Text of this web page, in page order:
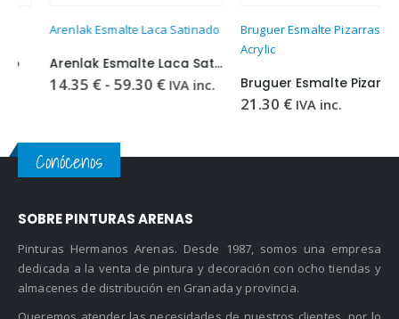
Arenlak Esmalte Laca Satinado
Arenlak Esmalte Laca Satinado
14.35€-59.30€Rango
hasta
IVA inc.
Bruguer Esmalte Pizarras
Acrylic
Bruguer Esmalte Pizarras Acrylic
21.30€ IVA inc.
Conócenos
Pinturas Hermanos Arenas. Desde 1987, somos una empresa
dedicada a la venta de pintura y decoración con ocho tiendas y
almacenes de distribución en Granada y provincia.